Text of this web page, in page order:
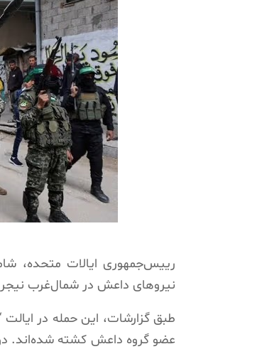
نیروهای داعش در شمال‌غرب
طبق گزارشات، این حمله در
عضو گروه داعش کشته شده‌اند.